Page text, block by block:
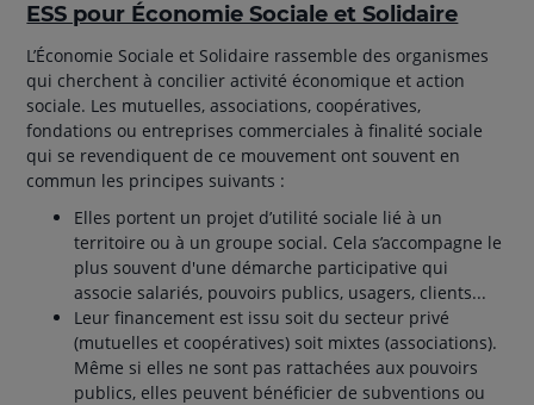
ESS pour Économie Sociale et Solidaire
L’Économie Sociale et Solidaire rassemble des organismes
qui cherchent à concilier activité économique et action
sociale. Les mutuelles, associations, coopératives,
fondations ou entreprises commerciales à finalité sociale
qui se revendiquent de ce mouvement ont souvent en
commun les principes suivants :
Elles portent un projet d’utilité sociale lié à un
territoire ou à un groupe social. Cela s’accompagne le
plus souvent d'une démarche participative qui
associe salariés, pouvoirs publics, usagers, clients...
Leur financement est issu soit du secteur privé
(mutuelles et coopératives) soit mixtes (associations).
Même si elles ne sont pas rattachées aux pouvoirs
publics, elles peuvent bénéficier de subventions ou